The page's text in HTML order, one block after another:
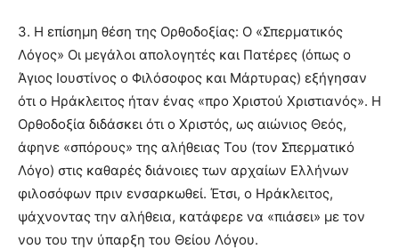
3. Η επίσημη θέση της Ορθοδοξίας: Ο «Σπερματικός
Λόγος» Οι μεγάλοι απολογητές και Πατέρες (όπως ο
Άγιος Ιουστίνος ο Φιλόσοφος και Μάρτυρας) εξήγησαν
ότι ο Ηράκλειτος ήταν ένας «προ Χριστού Χριστιανός». Η
Ορθοδοξία διδάσκει ότι ο Χριστός, ως αιώνιος Θεός,
άφηνε «σπόρους» της αλήθειας Του (τον Σπερματικό
Λόγο) στις καθαρές διάνοιες των αρχαίων Ελλήνων
φιλοσόφων πριν ενσαρκωθεί. Έτσι, ο Ηράκλειτος,
ψάχνοντας την αλήθεια, κατάφερε να «πιάσει» με τον
νου του την ύπαρξη του Θείου Λόγου.